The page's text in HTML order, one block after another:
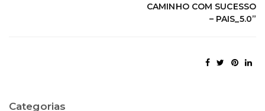
CAMINHO COM SUCESSO
– PAIS_5.0”
Categorias